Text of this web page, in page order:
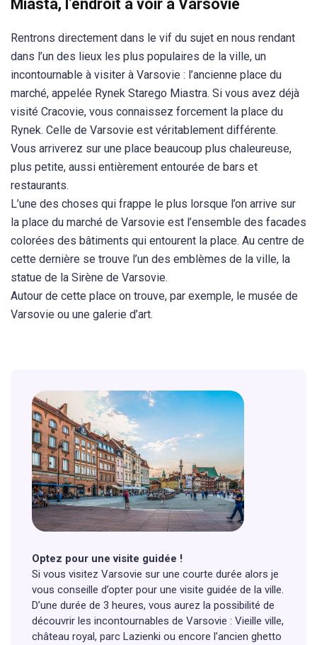
Miasta, l’endroit à voir à Varsovie
Rentrons directement dans le vif du sujet en nous rendant
dans l’un des lieux les plus populaires de la ville, un
incontournable à visiter à Varsovie : l’ancienne place du
marché, appelée Rynek Starego Miastra. Si vous avez déjà
visité Cracovie, vous connaissez forcement la place du
Rynek. Celle de Varsovie est véritablement différente.
Vous arriverez sur une place beaucoup plus chaleureuse,
plus petite, aussi entièrement entourée de bars et
restaurants.
L’une des choses qui frappe le plus lorsque l’on arrive sur
la place du marché de Varsovie est l’ensemble des facades
colorées des bâtiments qui entourent la place. Au centre de
cette dernière se trouve l’un des emblèmes de la ville, la
statue de la Sirène de Varsovie.
Autour de cette place on trouve, par exemple, le musée de
Varsovie ou une galerie d’art.
Optez pour une visite guidée !
Si vous visitez Varsovie sur une courte durée alors je
vous conseille d’opter pour une visite guidée de la ville.
D’une durée de 3 heures, vous aurez la possibilité de
découvrir les incontournables de Varsovie : Vieille ville,
château royal, parc Lazienki ou encore l’ancien ghetto